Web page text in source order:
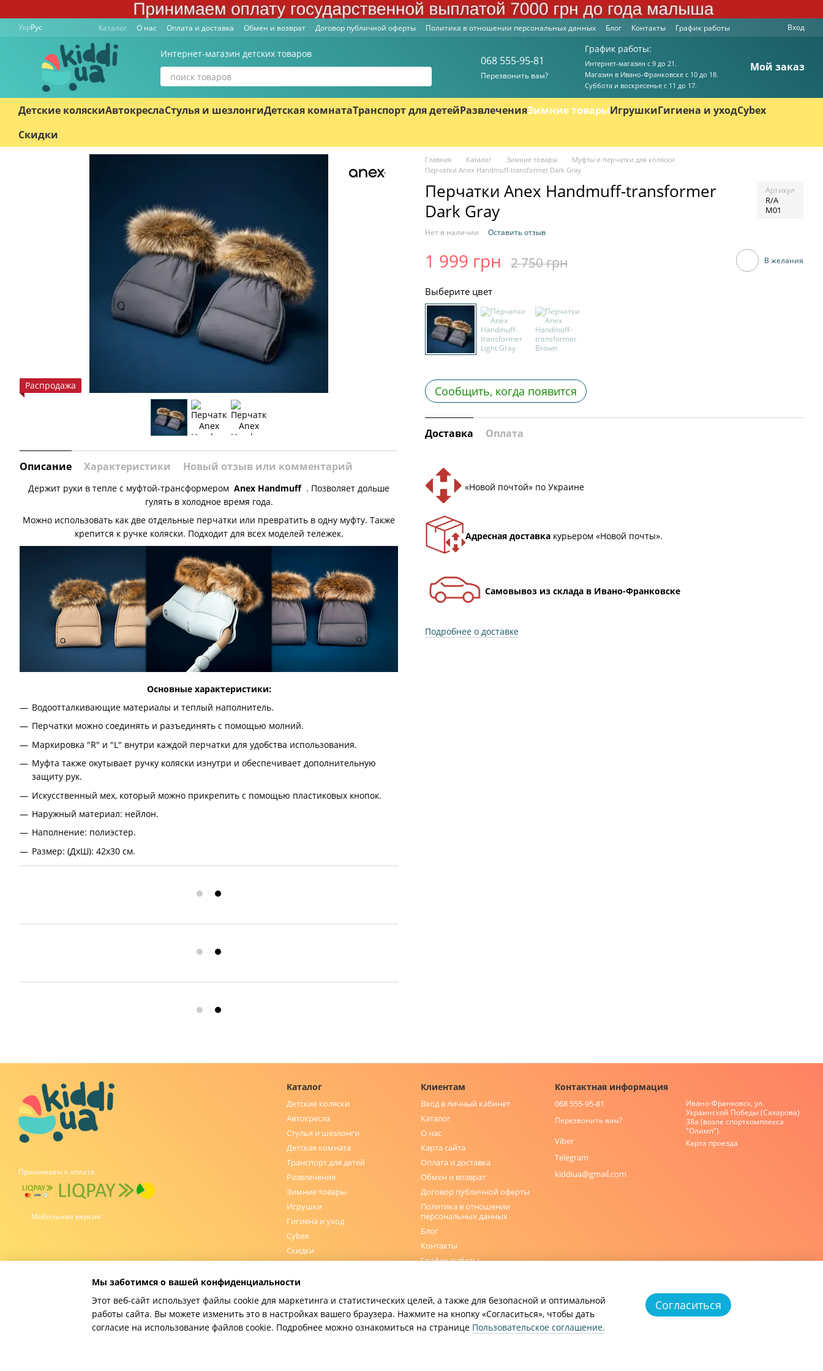
Перейти к основному контенту
УкрРус Каталог О нас Оплата и доставка Обмен и возврат Договор публичной оферты Политика в отношении персональных данных Блог Контакты График работы Вход
Интернет-магазин детских товаров
068 555-95-81
Перезвонить вам?
График работы:
Интернет-магазин с 9 до 21.
Магазин в Ивано-Франковске с 10 до 18.
Суббота и воскресенье с 11 до 17.
Мой заказ
Детские коляскиАвтокреслаСтулья и шезлонгиДетская комнатаТранспорт для детейРазвлеченияЗимние товарыИгрушкиГигиена и уходCybex
Скидки
Распродажа
Описание Характеристики Новый отзыв или комментарий
Держит руки в тепле с муфтой-трансформером Anex Handmuff. Позволяет дольше
гулять в холодное время года.
Можно использовать как две отдельные перчатки или превратить в одну муфту. Также
крепится к ручке коляски. Подходит для всех моделей тележек.
Основные характеристики:
Водоотталкивающие материалы и теплый наполнитель.
Перчатки можно соединять и разъединять с помощью молний.
Маркировка "R" и "L" внутри каждой перчатки для удобства использования.
Муфта также окутывает ручку коляски изнутри и обеспечивает дополнительную
защиту рук.
Искусственный мех, который можно прикрепить с помощью пластиковых кнопок.
Наружный материал: нейлон.
Наполнение: полиэстер.
Размер: (ДхШ): 42x30 см.
Главная Каталог Зимние товары
Муфты и перчатки для коляски
Перчатки Anex Handmuff-transformer Dark Gray
Перчатки Anex Handmuff-transformer
Dark Gray
Артикул
R/A
M01
Нет в наличии Оставить отзыв
1 999 грн 2 750 грн В желания
Выберите цвет
Сообщить, когда появится
Доставка Оплата
«Новой почтой» по Украине
Адресная доставка курьером «Новой почты».
Самовывоз из склада в Ивано-Франковске
Подробнее о доставке
Принимаем к оплате
Мобильная версия
Online store built with Horoshop
Каталог
Детские коляски
Автокресла
Стулья и шезлонги
Детская комната
Транспорт для детей
Развлечения
Зимние товары
Игрушки
Гигиена и уход
Cybex
Скидки
Клиентам
Вход в личный кабинет
Каталог
О нас
Карта сайта
Оплата и доставка
Обмен и возврат
Договор публичной оферты
Политика в отношении
персональных данных
Блог
Контакты
График работы
Контактная информация
068 555-95-81
Перезвонить вам?
Viber
Telegram
kiddiua@gmail.com
Ивано-Франковск, ул.
Украинской Победы (Сахарова)
38а (возле спорткомплекса
"Олимп").
Карта проезда
Мы заботимся о вашей конфиденциальности
Этот веб-сайт использует файлы cookie для маркетинга и статистических целей, а также для безопасной и оптимальной
работы сайта. Вы можете изменить это в настройках вашего браузера. Нажмите на кнопку «Согласиться», чтобы дать
согласие на использование файлов cookie. Подробнее можно ознакомиться на странице Пользовательское соглашение.
Согласиться